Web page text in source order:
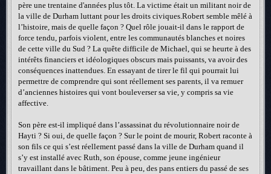
père une trentaine d'années plus tôt. La victime était un militant noir de
la ville de Durham luttant pour les droits civiques.Robert semble mêlé à
l’histoire, mais de quelle façon ? Quel rôle jouait-il dans le rapport de
force tendu, parfois violent, entre les communautés blanches et noires
de cette ville du Sud ? La quête difficile de Michael, qui se heurte à des
intérêts financiers et idéologiques obscurs mais puissants, va avoir des
conséquences inattendues. En essayant de tirer le fil qui pourrait lui
permettre de comprendre qui sont réellement ses parents, il va remuer
d’anciennes histoires qui vont bouleverser sa vie, y compris sa vie
affective.
Son père est-il impliqué dans l’assassinat du révolutionnaire noir de
Hayti ? Si oui, de quelle façon ? Sur le point de mourir, Robert raconte à
son fils ce qui s’est réellement passé dans la ville de Durham quand il
s’y est installé avec Ruth, son épouse, comme jeune ingénieur
travaillant dans le bâtiment. Peu à peu, des pans entiers du passé de ses